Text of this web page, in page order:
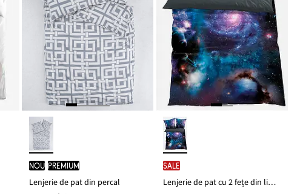
nou PREMIUM
Lenjerie de pat din percal
SALE
Lenjerie de pat cu 2 fețe din linou